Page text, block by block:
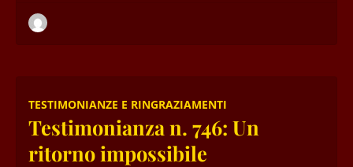
TESTIMONIANZE E RINGRAZIAMENTI
Testimonianza n. 746: Un
ritorno impossibile